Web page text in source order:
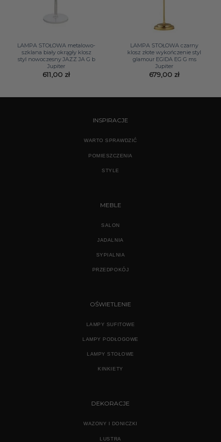
LAMPA STOŁOWA metalowo-
szklana biały okrągły klosz
styl nowoczesny JAZZ JA G b
Jupiter
611,00 zł
LAMPA STOŁOWA czarny
klosz złote wykończenie styl
glamour EGIDA EG G ms
Jupiter
679,00 zł
INSPIRACJE
WARTO SPRAWDZIĆ
POMIESZCZENIA
STYLE
MEBLE
SALON
JADALNIA
SYPIALNIA
PRZEDPOKÓJ
OŚWIETLENIE
LAMPY SUFITOWE
LAMPY PODŁOGOWE
LAMPY STOŁOWE
KINKIETY
DEKORACJE
WAZONY I DONICZKI
LUSTRA